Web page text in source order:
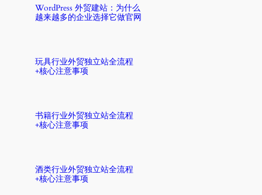
WordPress 外贸建站：为什么
越来越多的企业选择它做官网
玩具行业外贸独立站全流程
+核心注意事项
书籍行业外贸独立站全流程
+核心注意事项
酒类行业外贸独立站全流程
+核心注意事项